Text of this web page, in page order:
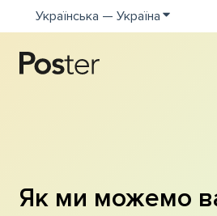
Українська — Україна
Як ми можемо